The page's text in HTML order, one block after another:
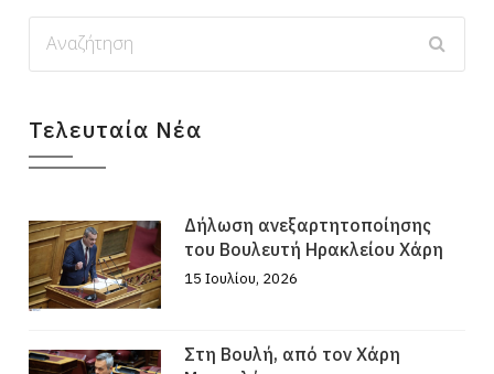
Τελευταία Νέα
Δήλωση ανεξαρτητοποίησης
του Βουλευτή Ηρακλείου Χάρη
15 Ιουλίου, 2026
Στη Βουλή, από τον Χάρη